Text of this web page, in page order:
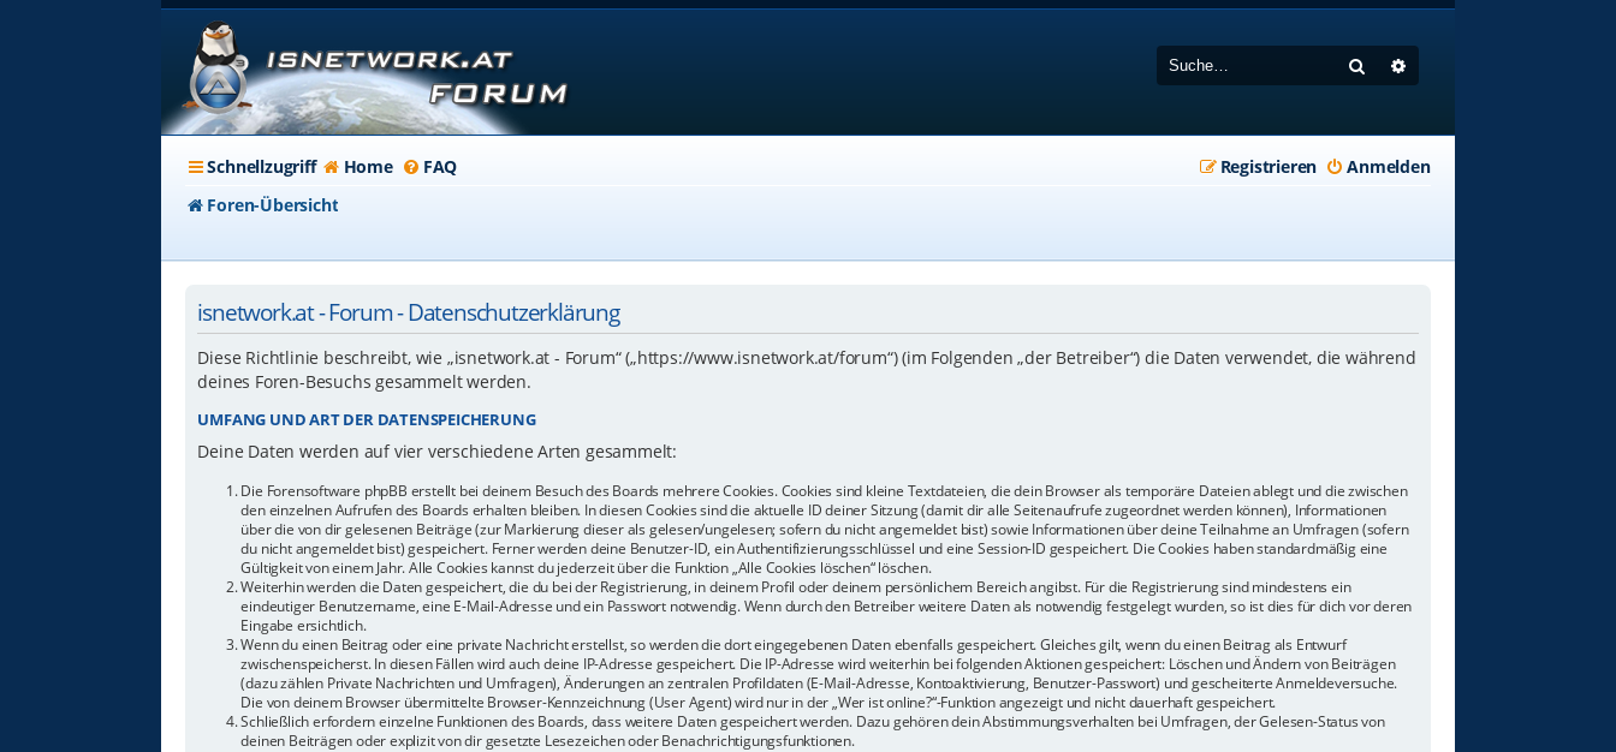
Suche
Schnellzugriff Home FAQ Anmelden
Registrieren
Foren-Übersicht
isnetwork.at - Forum - Datenschutzerklärung
Diese Richtlinie beschreibt, wie „isnetwork.at - Forum“ („https://www.isnetwork.at/forum“) (im Folgenden „der Betreiber“) die Daten verwendet, die während
deines Foren-Besuchs gesammelt werden.
UMFANG UND ART DER DATENSPEICHERUNG
Deine Daten werden auf vier verschiedene Arten gesammelt:
Die Forensoftware phpBB erstellt bei deinem Besuch des Boards mehrere Cookies. Cookies sind kleine Textdateien, die dein Browser als temporäre Dateien ablegt und die zwischen
den einzelnen Aufrufen des Boards erhalten bleiben. In diesen Cookies sind die aktuelle ID deiner Sitzung (damit dir alle Seitenaufrufe zugeordnet werden können), Informationen
über die von dir gelesenen Beiträge (zur Markierung dieser als gelesen/ungelesen; sofern du nicht angemeldet bist) sowie Informationen über deine Teilnahme an Umfragen (sofern
du nicht angemeldet bist) gespeichert. Ferner werden deine Benutzer-ID, ein Authentifizierungsschlüssel und eine Session-ID gespeichert. Die Cookies haben standardmäßig eine
Gültigkeit von einem Jahr. Alle Cookies kannst du jederzeit über die Funktion „Alle Cookies löschen“ löschen.
Weiterhin werden die Daten gespeichert, die du bei der Registrierung, in deinem Profil oder deinem persönlichem Bereich angibst. Für die Registrierung sind mindestens ein
eindeutiger Benutzername, eine E-Mail-Adresse und ein Passwort notwendig. Wenn durch den Betreiber weitere Daten als notwendig festgelegt wurden, so ist dies für dich vor deren
Eingabe ersichtlich.
Wenn du einen Beitrag oder eine private Nachricht erstellst, so werden die dort eingegebenen Daten ebenfalls gespeichert. Gleiches gilt, wenn du einen Beitrag als Entwurf
zwischenspeicherst. In diesen Fällen wird auch deine IP-Adresse gespeichert. Die IP-Adresse wird weiterhin bei folgenden Aktionen gespeichert: Löschen und Ändern von Beiträgen
(dazu zählen Private Nachrichten und Umfragen), Änderungen an zentralen Profildaten (E-Mail-Adresse, Kontoaktivierung, Benutzer-Passwort) und gescheiterte Anmeldeversuche.
Die von deinem Browser übermittelte Browser-Kennzeichnung (User Agent) wird nur in der „Wer ist online?“-Funktion angezeigt und nicht dauerhaft gespeichert.
Schließlich erfordern einzelne Funktionen des Boards, dass weitere Daten gespeichert werden. Dazu gehören dein Abstimmungsverhalten bei Umfragen, der Gelesen-Status von
deinen Beiträgen oder explizit von dir gesetzte Lesezeichen oder Benachrichtigungsfunktionen.